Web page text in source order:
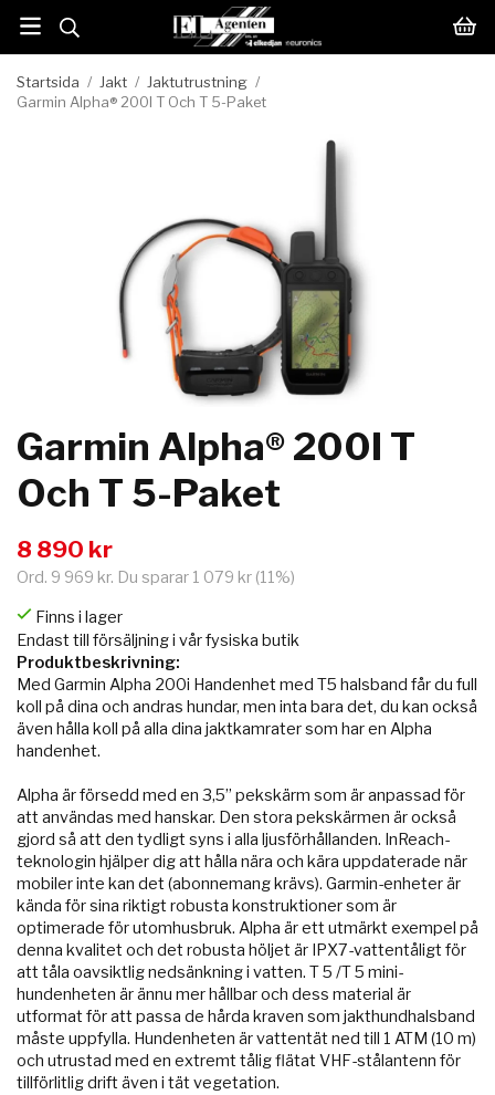
Startsida / Jakt / Jaktutrustning /
Garmin Alpha® 200I T Och T 5-Paket
Garmin Alpha® 200I T
Och T 5-Paket
8 890 kr
Ord. 9 969 kr. Du sparar 1 079 kr (11%)
Finns i lager
Endast till försäljning i vår fysiska butik
Produktbeskrivning:
Med Garmin Alpha 200i Handenhet med T5 halsband får du full
koll på dina och andras hundar, men inta bara det, du kan också
även hålla koll på alla dina jaktkamrater som har en Alpha
handenhet.
Alpha är försedd med en 3,5” pekskärm som är anpassad för
att användas med hanskar. Den stora pekskärmen är också
gjord så att den tydligt syns i alla ljusförhållanden. InReach-
teknologin hjälper dig att hålla nära och kära uppdaterade när
mobiler inte kan det (abonnemang krävs). Garmin-enheter är
kända för sina riktigt robusta konstruktioner som är
optimerade för utomhusbruk. Alpha är ett utmärkt exempel på
denna kvalitet och det robusta höljet är IPX7-vattentåligt för
att tåla oavsiktlig nedsänkning i vatten. T 5 /T 5 mini-
hundenheten är ännu mer hållbar och dess material är
utformat för att passa de hårda kraven som jakthundhalsband
måste uppfylla. Hundenheten är vattentät ned till 1 ATM (10 m)
och utrustad med en extremt tålig flätat VHF-stålantenn för
tillförlitlig drift även i tät vegetation.